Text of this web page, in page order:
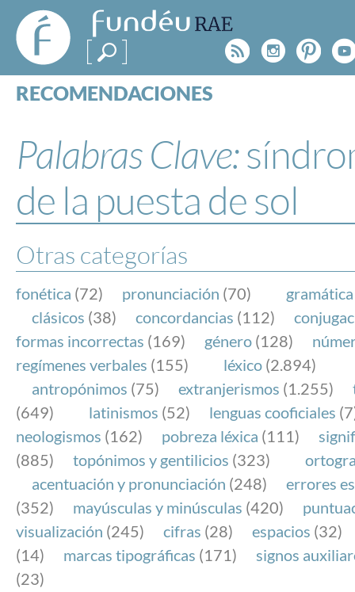
FundéuRAE
- Fundación
del Español
Urgente
Rss
RECOMENDACIONES
ESPECIALES
BLOG
NOTICIAS
FundéuRAE es una fundación patrocinada por la
y la Real Academia Española, cuyo objetivo es
el buen uso del español en los medios de
Internet.
Palabras Clave:
de la puesta de sol
Otras categorías
fonética (72) pronunciación (70) gramática
clásicos (38) concordancias (112)
formas incorrectas (169) género (128)
regímenes verbales (155) léxico (2.894)
antropónimos (75) extranjerismos (1.255)
(649)
latinismos (52) lenguas cooficiales
neologismos (162) pobreza léxica (111)
(885)
topónimos y gentilicios (323)
acentuación y pronunciación (248)
errores
(352)
mayúsculas y minúsculas (420)
visualización (245) cifras (28) espacios (32)
(14)
marcas tipográficas (171)
signos
(23)